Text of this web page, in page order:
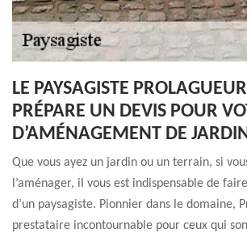
LE PAYSAGISTE
PRÉPARE UN DEVIS POUR
D’AMÉNAGEMENT DE
Que vous ayez un jardin ou un terrain, si
l’aménager, il vous est indispensable de
d’un paysagiste. Pionnier dans le domaine,
prestataire incontournable pour ceux qui